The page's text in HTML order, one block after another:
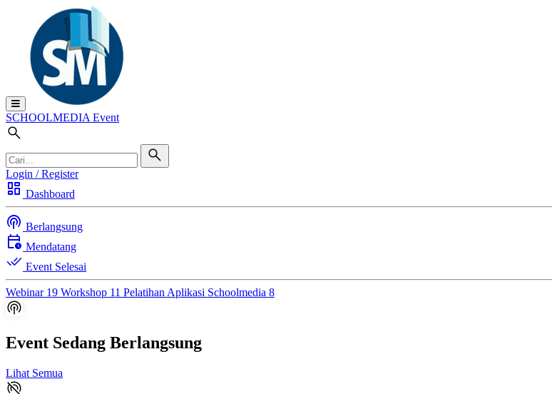
SCHOOLMEDIA Event
Login / Register
dashboard Dashboard
podcasts Berlangsung
calendar_clock Mendatang
done_all Event Selesai
Webinar 19 Workshop 11 Pelatihan Aplikasi Schoolmedia 8
Event Sedang Berlangsung
Lihat Semua